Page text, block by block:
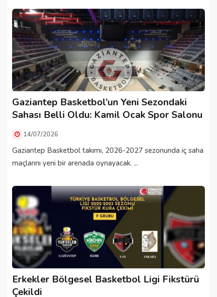
Gaziantep Basketbol’un Yeni Sezondaki
Sahası Belli Oldu: Kamil Ocak Spor Salonu
14/07/2026
Gaziantep Basketbol takımı, 2026-2027 sezonunda iç saha
maçlarını yeni bir arenada oynayacak. ...
Erkekler Bölgesel Basketbol Ligi Fikstürü
Çekildi